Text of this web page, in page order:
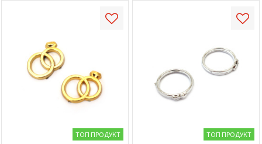
ТОП ПРОДУКТ ТОП ПРОДУКТ